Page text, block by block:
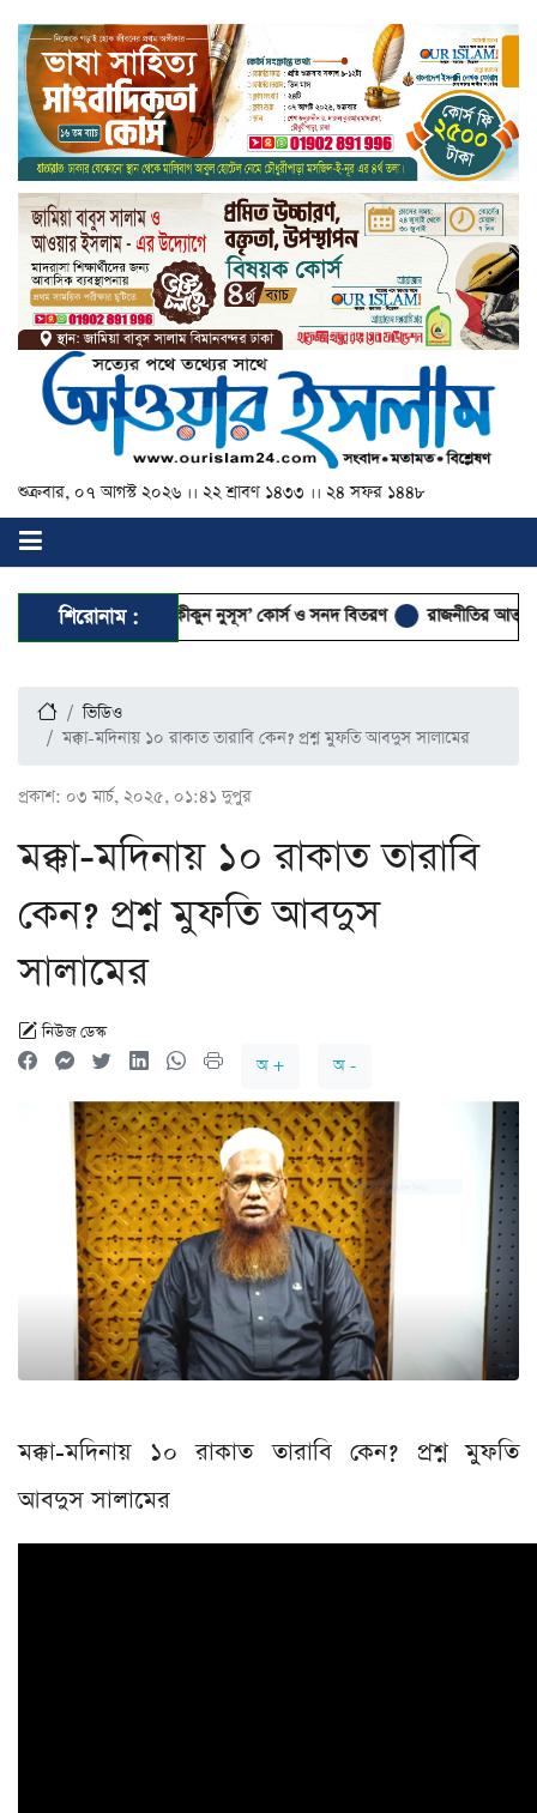
শুক্রবার, ০৭ আগস্ট ২০২৬ ।। ২২ শ্রাবণ ১৪৩৩ ।। ২৪ সফর ১৪৪৮
শিরোনাম :
দিনব্যাপী ‘তাহকীকুন নুসূস’ কোর্স ও সনদ বিতরণ রাজনীতির আত্মা কোথায়
ভিডিও
মক্কা-মদিনায় ১০ রাকাত তারাবি কেন? প্রশ্ন মুফতি আবদুস সালামের
প্রকাশ: ০৩ মার্চ, ২০২৫, ০১:৪১ দুপুর
মক্কা-মদিনায় ১০ রাকাত তারাবি
কেন? প্রশ্ন মুফতি আবদুস
সালামের
নিউজ ডেস্ক
অ +
অ -
মক্কা-মদিনায় ১০ রাকাত তারাবি কেন? প্রশ্ন মুফতি
আবদুস সালামের